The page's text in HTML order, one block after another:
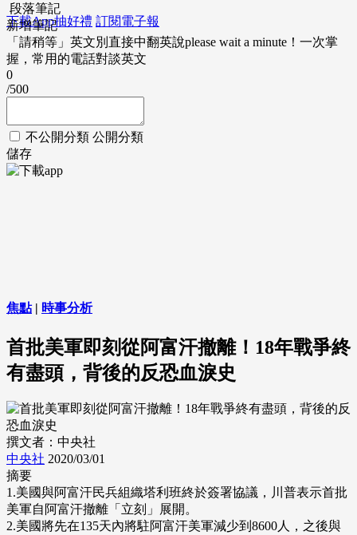
下載App抽好禮 訂閱電子報
段落筆記
新增筆記
「請稍等」英文別直接中翻英說please wait a minute！一次掌
握，常用的電話對談英文
0
/500
不公開分類 公開分類
儲存
焦點| 時事分析
首批美軍即刻從阿富汗撤離！18年戰爭終
有盡頭，背後的反恐血淚史
撰文者：中央社
中央社 2020/03/01
摘要
1.美國與阿富汗民兵組織塔利班終於簽署協議，川普表示首批
美軍自阿富汗撤離「立刻」展開。
2.美國將先在135天內將駐阿富汗美軍減少到8600人，之後與